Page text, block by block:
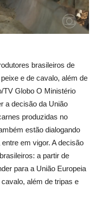
brasileiros de
e de cavalo, além de
TV Globo O Ministério
a decisão da União
produzidas no
estão dialogando
em vigor. A decisão
a partir de
para a União Europeia
além de tripas e